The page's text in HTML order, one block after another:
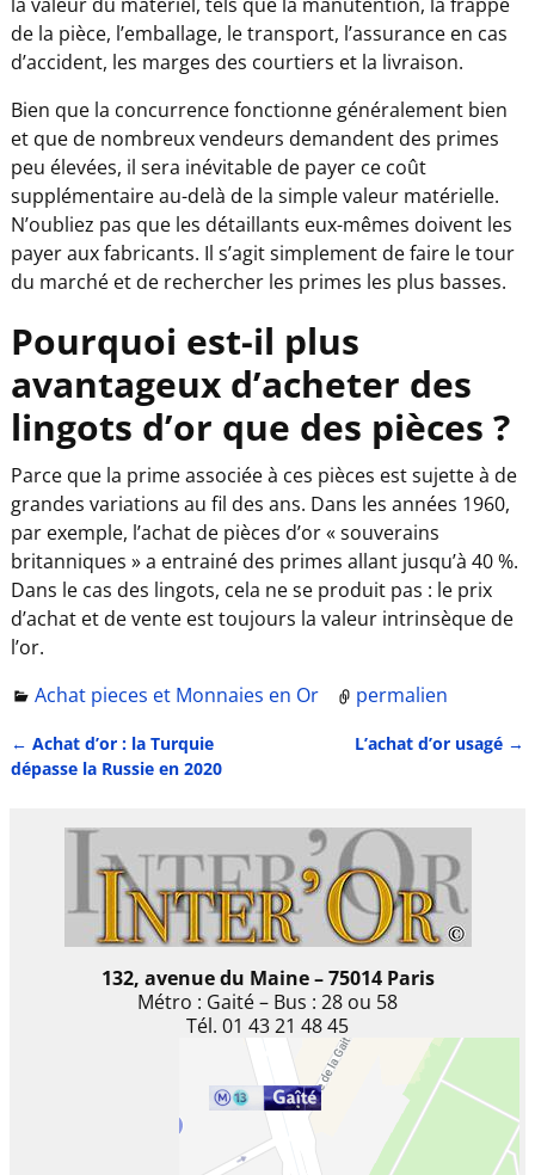
de la pièce, l’emballage, le transport, l’assurance en cas
d’accident, les marges des courtiers et la livraison.
Bien que la concurrence fonctionne généralement bien
et que de nombreux vendeurs demandent des primes
peu élevées, il sera inévitable de payer ce coût
supplémentaire au-delà de la simple valeur matérielle.
N’oubliez pas que les détaillants eux-mêmes doivent les
payer aux fabricants. Il s’agit simplement de faire le tour
du marché et de rechercher les primes les plus basses.
Pourquoi est-il plus
avantageux d’acheter des
lingots d’or que des pièces ?
Parce que la prime associée à ces pièces est sujette à de
grandes variations au fil des ans. Dans les années 1960,
par exemple, l’achat de pièces d’or « souverains
britanniques » a entrainé des primes allant jusqu’à 40 %.
Dans le cas des lingots, cela ne se produit pas : le prix
d’achat et de vente est toujours la valeur intrinsèque de
l’or.
Achat pieces et Monnaies en Or
permalien
Navigation des articles
← Achat d’or : la Turquie
dépasse la Russie en 2020
L’achat d’or usagé →
132, avenue du Maine – 75014 Paris
Métro : Gaité – Bus : 28 ou 58
Tél. 01 43 21 48 45